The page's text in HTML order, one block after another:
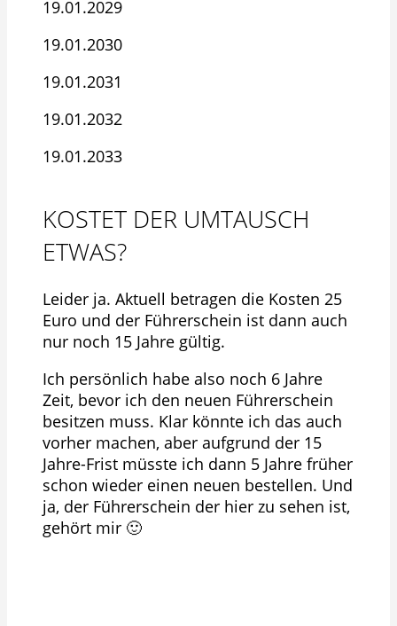
19.01.2029
19.01.2030
19.01.2031
19.01.2032
19.01.2033
KOSTET DER UMTAUSCH
ETWAS?
Leider ja. Aktuell betragen die Kosten 25
Euro und der Führerschein ist dann auch
nur noch 15 Jahre gültig.
Ich persönlich habe also noch 6 Jahre
Zeit, bevor ich den neuen Führerschein
besitzen muss. Klar könnte ich das auch
vorher machen, aber aufgrund der 15
Jahre-Frist müsste ich dann 5 Jahre früher
schon wieder einen neuen bestellen. Und
ja, der Führerschein der hier zu sehen ist,
gehört mir 🙂